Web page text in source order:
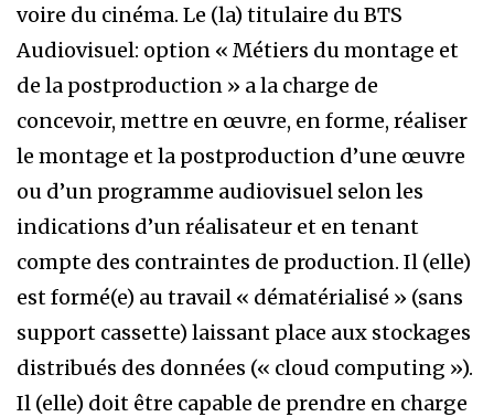
voire du cinéma. Le (la) titulaire du BTS
Audiovisuel: option « Métiers du montage et
de la postproduction » a la charge de
concevoir, mettre en œuvre, en forme, réaliser
le montage et la postproduction d’une œuvre
ou d’un programme audiovisuel selon les
indications d’un réalisateur et en tenant
compte des contraintes de production. Il (elle)
est formé(e) au travail « dématérialisé » (sans
support cassette) laissant place aux stockages
distribués des données (« cloud computing »).
Il (elle) doit être capable de prendre en charge